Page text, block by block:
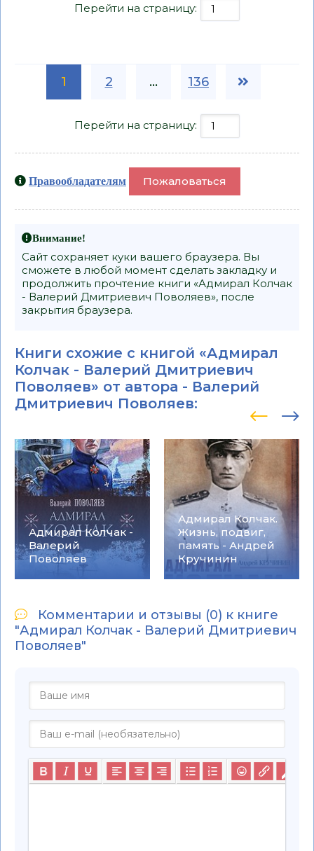
Перейти на страницу:
1 2 ... 136
Перейти на страницу:
Правообладателям Пожаловаться
Внимание!
Сайт сохраняет куки вашего браузера. Вы
сможете в любой момент сделать закладку и
продолжить прочтение книги «Адмирал Колчак
- Валерий Дмитриевич Поволяев», после
закрытия браузера.
Книги схожие с книгой «Адмирал
Колчак - Валерий Дмитриевич
Поволяев» от автора - Валерий
Дмитриевич Поволяев:
Адмирал Колчак -
Валерий
Поволяев
Адмирал Колчак.
Жизнь, подвиг,
память - Андрей
Кручинин
Комментарии и отзывы (0) к книге
"Адмирал Колчак - Валерий Дмитриевич
Поволяев"